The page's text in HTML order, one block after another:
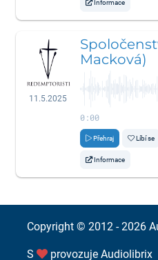
Informace
11.5.2025
Macková)
0:00
Přehraj Líbí se
Informace
Copyright © 2012 - 2026
S provozuje Audiolibrix